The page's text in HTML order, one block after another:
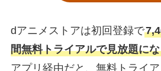
dアニメストアは初回登録で
間無料トライアルで見放題に
アプリ経由だと、無料トライ